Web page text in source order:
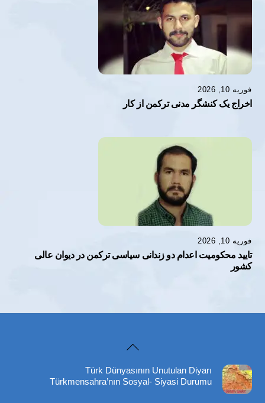
فوریه 10, 2026
اخراج یک کنشگر مدنی ترکمن از کار
فوریه 10, 2026
تایید محکومیت اعدام دو زندانی سیاسی ترکمن در دیوان عالی
کشور
Back
Top
Türk Dünyasının Unutulan Diyarı
Türkmensahra’nın Sosyal- Siyasi Durumu